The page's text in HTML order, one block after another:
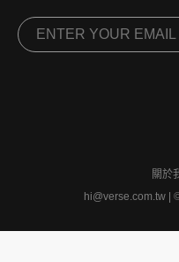
關於
hi@verse.com.tw